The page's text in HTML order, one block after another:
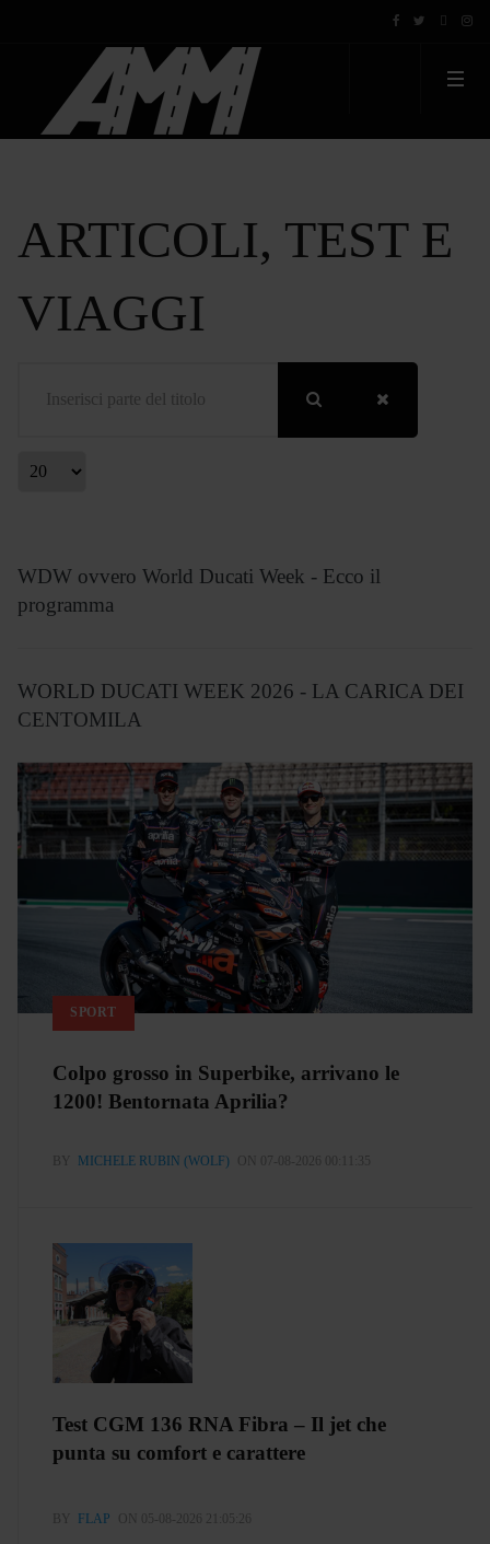
ARTICOLI, TEST E
VIAGGI
Visualizza #
WDW ovvero World Ducati Week - Ecco il
programma
WORLD DUCATI WEEK 2026 - LA CARICA DEI
CENTOMILA
SPORT
Colpo grosso in Superbike, arrivano le
1200! Bentornata Aprilia?
BY MICHELE RUBIN (WOLF) ON 07-08-2026 00:11:35
Test CGM 136 RNA Fibra – Il jet che
punta su comfort e carattere
BY FLAP ON 05-08-2026 21:05:26